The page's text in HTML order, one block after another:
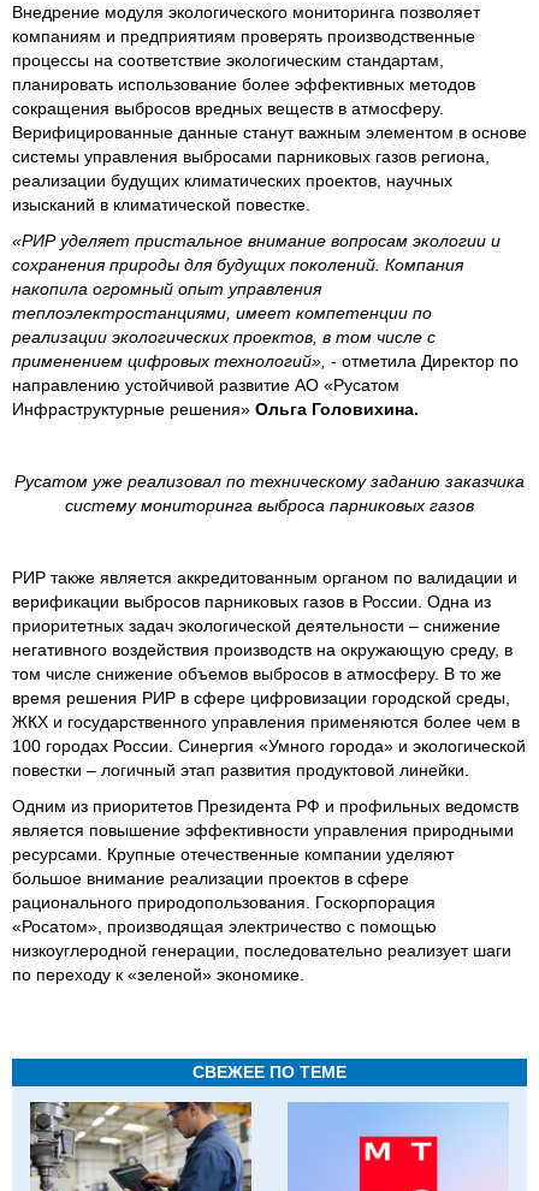
Внедрение модуля экологического мониторинга позволяет
компаниям и предприятиям проверять производственные
процессы на соответствие экологическим стандартам,
планировать использование более эффективных методов
сокращения выбросов вредных веществ в атмосферу.
Верифицированные данные станут важным элементом в основе
системы управления выбросами парниковых газов региона,
реализации будущих климатических проектов, научных
изысканий в климатической повестке.
«РИР уделяет пристальное внимание вопросам экологии и
сохранения природы для будущих поколений. Компания
накопила огромный опыт управления
теплоэлектростанциями, имеет компетенции по
реализации экологических проектов, в том числе с
применением цифровых технологий», - отметила Директор по
направлению устойчивой развитие АО «Русатом
Инфраструктурные решения» Ольга Головихина.
Русатом уже реализовал по техническому заданию заказчика
систему мониторинга выброса парниковых газов
РИР также является аккредитованным органом по валидации и
верификации выбросов парниковых газов в России. Одна из
приоритетных задач экологической деятельности – снижение
негативного воздействия производств на окружающую среду, в
том числе снижение объемов выбросов в атмосферу. В то же
время решения РИР в сфере цифровизации городской среды,
ЖКХ и государственного управления применяются более чем в
100 городах России. Синергия «Умного города» и экологической
повестки – логичный этап развития продуктовой линейки.
Одним из приоритетов Президента РФ и профильных ведомств
является повышение эффективности управления природными
ресурсами. Крупные отечественные компании уделяют
большое внимание реализации проектов в сфере
рационального природопользования. Госкорпорация
«Росатом», производящая электричество с помощью
низкоуглеродной генерации, последовательно реализует шаги
по переходу к «зеленой» экономике.
СВЕЖЕЕ ПО ТЕМЕ